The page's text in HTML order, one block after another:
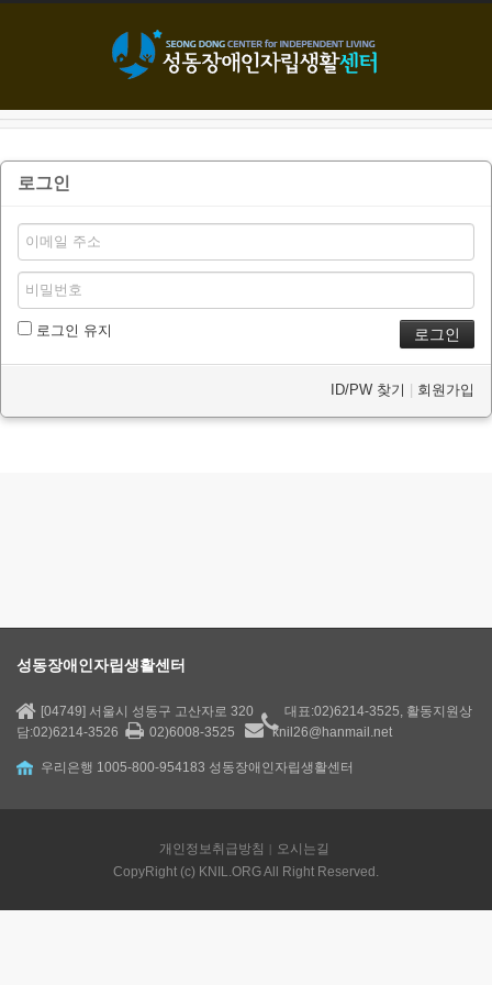
로그인
로그인 유지
ID/PW 찾기 회원가입
성동장애인자립생활센터
[04749] 서울시 성동구 고산자로 320
대표:02)6214-3525, 활동지원상
담:02)6214-3526
02)6008-3525 knil26@hanmail.net
우리은행 1005-800-954183 성동장애인자립생활센터
개인정보취급방침
오시는길
CopyRight (c) KNIL.ORG All Right Reserved.